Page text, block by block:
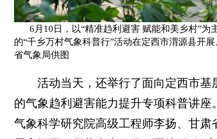
6月10日，以“精准趋利避害 赋能和美乡村”为
的“千乡万村气象科普行”活动在定西市渭源县开
省气象局供图
活动当天，还举行了面向定西市基
的气象趋利避害能力提升专项科普讲座
气象科学研究院高级工程师李扬、甘肃